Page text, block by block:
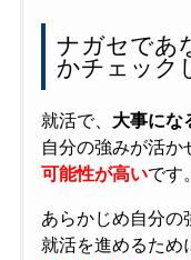
ナガセであ
かチェック
就活で、 大事にな
自分の強みが活か
可能性が高いです。
あらかじめ自分の
就活を進めるため